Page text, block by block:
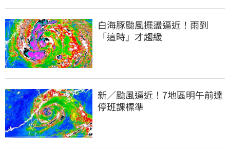
白海豚颱風擺盪逼近！雨到
「這時」才趨緩
新／颱風逼近！7地區明午前達
停班課標準